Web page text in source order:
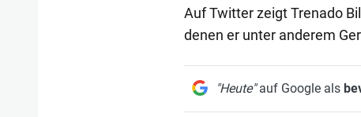
Auf Twitter zeigt Trenado
denen er unter anderem
"Heute"auf Google als